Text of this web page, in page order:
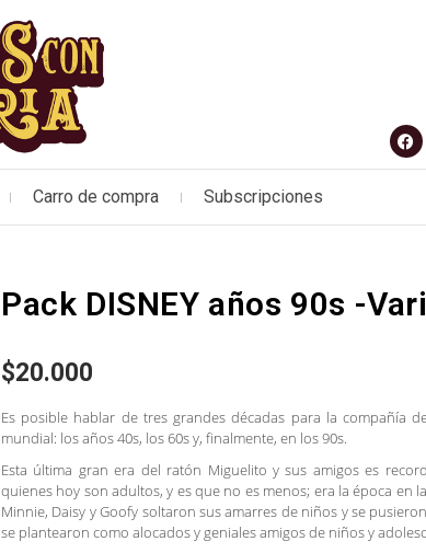
Carro de compra Subscripciones
Pack DISNEY años 90s -
$20.000
Es posible hablar de tres grandes décadas para la compañía
mundial: los años 40s, los 60s y, finalmente, en los 90s.
Esta última gran era del ratón Miguelito y sus amigos es
quienes hoy son adultos, y es que no es menos; era la época en
Minnie, Daisy y Goofy soltaron sus amarres de niños y se
se plantearon como alocados y geniales amigos de niños y